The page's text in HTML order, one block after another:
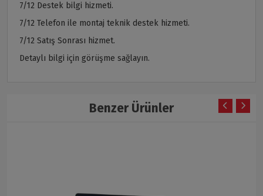
7/12 Destek bilgi hizmeti.
7/12 Telefon ile montaj teknik destek hizmeti.
7/12 Satış Sonrası hizmet.
Detaylı bilgi için görüşme sağlayın.
Benzer Ürünler